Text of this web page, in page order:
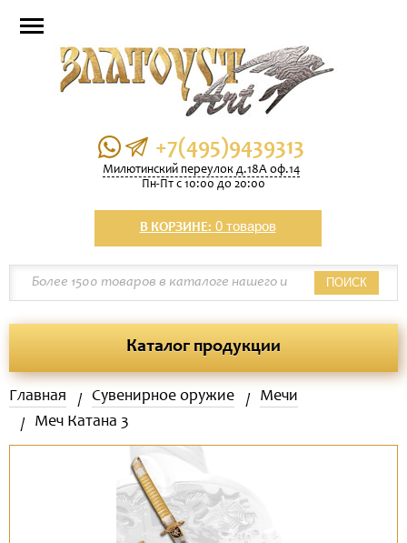
+7(495)9439313
Милютинский переулок д.18А оф.14
Пн-Пт с 10:00 до 20:00
В КОРЗИНЕ: 0 товаров
ПОИСК
Каталог продукции
Главная Сувенирное оружие
Мечи
Меч Катана 3